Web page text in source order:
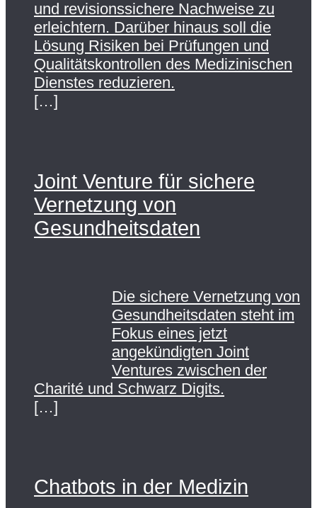
und revisionssichere Nachweise zu
erleichtern. Darüber hinaus soll die
Lösung Risiken bei Prüfungen und
Qualitätskontrollen des Medizinischen
Dienstes reduzieren.
[…]
Joint Venture für sichere
Vernetzung von
Gesundheitsdaten
Die sichere Vernetzung von
Gesundheitsdaten steht im
Fokus eines jetzt
angekündigten Joint
Ventures zwischen der
Charité und Schwarz Digits.
[…]
Chatbots in der Medizin